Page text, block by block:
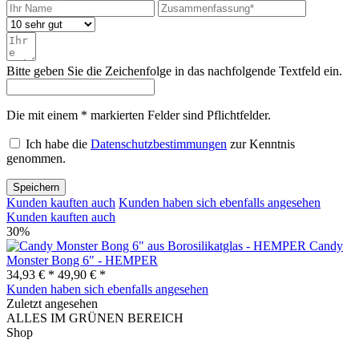
Bitte geben Sie die Zeichenfolge in das nachfolgende Textfeld ein.
Die mit einem * markierten Felder sind Pflichtfelder.
Ich habe die Datenschutzbestimmungen zur Kenntnis
genommen.
Speichern
Kunden kauften auch Kunden haben sich ebenfalls angesehen
Kunden kauften auch
30%
Candy
Monster Bong 6" - HEMPER
34,93 € * 49,90 € *
Kunden haben sich ebenfalls angesehen
Zuletzt angesehen
ALLES IM GRÜNEN BEREICH
Shop